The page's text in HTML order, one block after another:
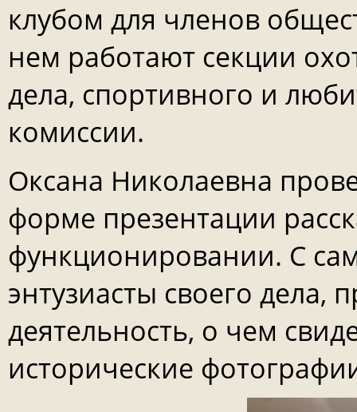
клубом для членов
нем работают секции
дела, спортивного и
комиссии.
Оксана Николаевна
форме презентации
функционировании. С
энтузиасты своего
деятельность, о чем
исторические